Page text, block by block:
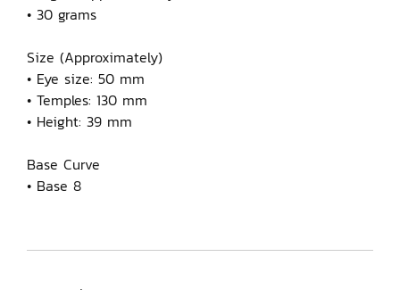
• 30 grams
Size (Approximately)
• Eye size: 50 mm
• Temples: 130 mm
• Height: 39 mm
Base Curve
• Base 8